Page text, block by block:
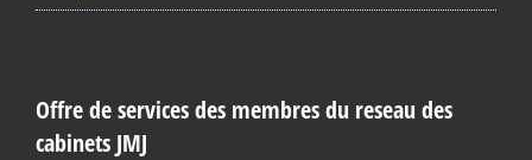
Offre de services des membres du reseau des
cabinets JMJ